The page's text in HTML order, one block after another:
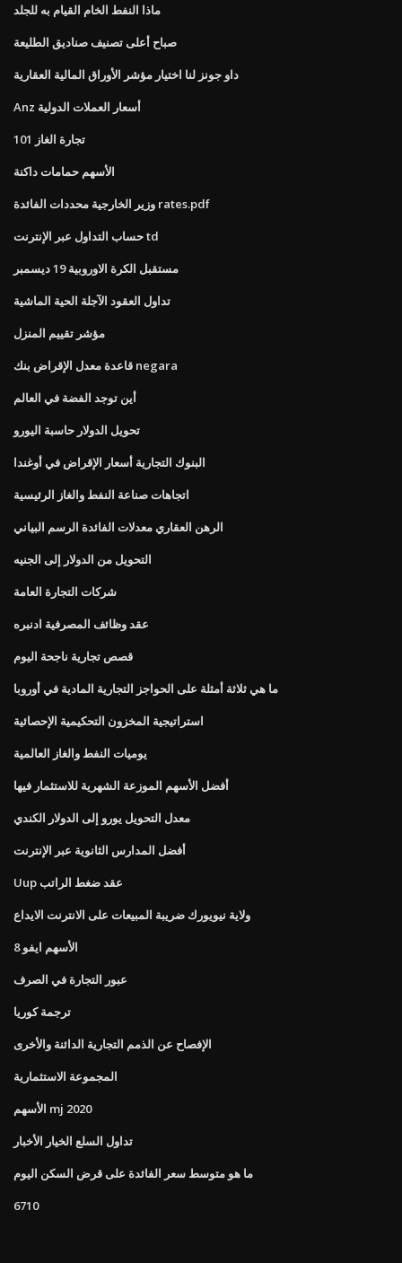
ماذا النفط الخام القيام به للجلد
صباح أعلى تصنيف صناديق الطليعة
داو جونز لنا اختيار مؤشر الأوراق المالية العقارية
Anz أسعار العملات الدولية
تجارة الغاز 101
الأسهم حمامات داكنة
وزير الخارجية محددات الفائدة rates.pdf
حساب التداول عبر الإنترنت td
مستقبل الكرة الاوروبية 19 ديسمبر
تداول العقود الآجلة الحية الماشية
مؤشر تقييم المنزل
قاعدة معدل الإقراض بنك negara
أين توجد الفضة في العالم
تحويل الدولار حاسبة اليورو
البنوك التجارية أسعار الإقراض في أوغندا
اتجاهات صناعة النفط والغاز الرئيسية
الرهن العقاري معدلات الفائدة الرسم البياني
التحويل من الدولار إلى الجنيه
شركات التجارة العامة
عقد وظائف المصرفية ادنبره
قصص تجارية ناجحة اليوم
ما هي ثلاثة أمثلة على الحواجز التجارية المادية في أوروبا
استراتيجية المخزون التحكيمية الإحصائية
يوميات النفط والغاز العالمية
أفضل الأسهم الموزعة الشهرية للاستثمار فيها
معدل التحويل يورو إلى الدولار الكندي
أفضل المدارس الثانوية عبر الإنترنت
Uup عقد ضغط الراتب
ولاية نيويورك ضريبة المبيعات على الانترنت الايداع
الأسهم ايفو 8
عبور التجارة في الصرف
ترجمة كوريا
الإفصاح عن الذمم التجارية الدائنة والأخرى
المجموعة الاستثمارية
الأسهم mj 2020
تداول السلع الخيار الأخبار
ما هو متوسط ​​سعر الفائدة على قرض السكن اليوم
6710